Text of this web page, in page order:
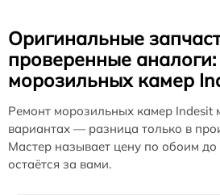
Оригинальные
проверенные
морозильных камер
Ремонт морозильных камер Indesit
вариантах — разница только в
Мастер называет цену по обоим
остаётся за вами.